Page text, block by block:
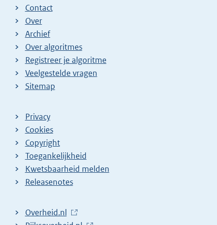
Contact
Over
Archief
Over algoritmes
Registreer je algoritme
Veelgestelde vragen
Sitemap
Privacy
Cookies
Copyright
Toegankelijkheid
Kwetsbaarheid melden
Releasenotes
L
Overheid.nl